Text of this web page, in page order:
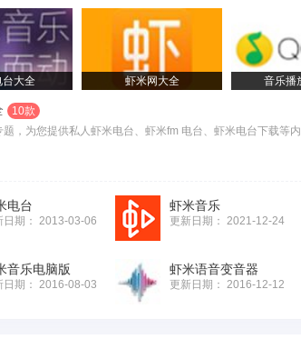
台大全 虾米网大全 音乐播
10款
，为您提供私人虾米电台、虾米fm 电台、虾米电台下载等
电台
日期： 2013-03-06
虾米音乐
更新日期： 2021-12-24
音乐电脑版
日期： 2016-08-03
虾米语音变音器
更新日期： 2016-12-12